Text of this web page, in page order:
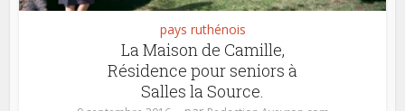
pays ruthénois
La Maison de Camille,
Résidence pour seniors à
Salles la Source.